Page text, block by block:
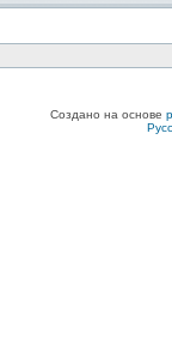
Создано на основе